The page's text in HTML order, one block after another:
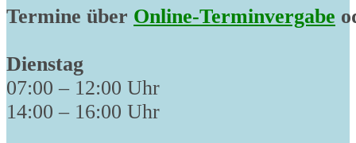
Termine über Online-Terminvergabe
Dienstag
07:00 – 12:00 Uhr
14:00 – 16:00 Uhr